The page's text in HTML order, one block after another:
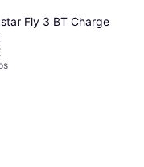
Fly 3 BT Charge